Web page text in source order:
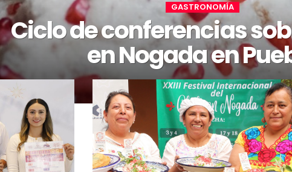
GASTRONOMÍA
Ciclo de conferencias
en Nogada en